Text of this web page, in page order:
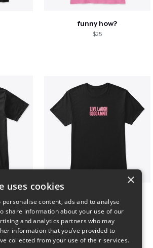
funny how?
$25
$17
×
uses cookies
personalise content, ads and to analyse
share information about your use of our
and analytics partners who may
information that you’ve provided to
collected from your use of their services.